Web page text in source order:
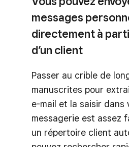
messages
directement à
d’un client
Passer au crible de
manuscrites pour
e-mail et la saisir dans
messagerie est assez
un répertoire client